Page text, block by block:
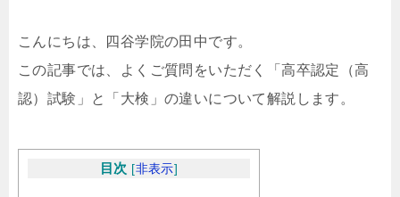
こんにちは、四谷学院の田中です。
この記事では、よくご質問をいただく「高卒認定（高
認）試験」と「大検」の違いについて解説します。
目次 [非表示]